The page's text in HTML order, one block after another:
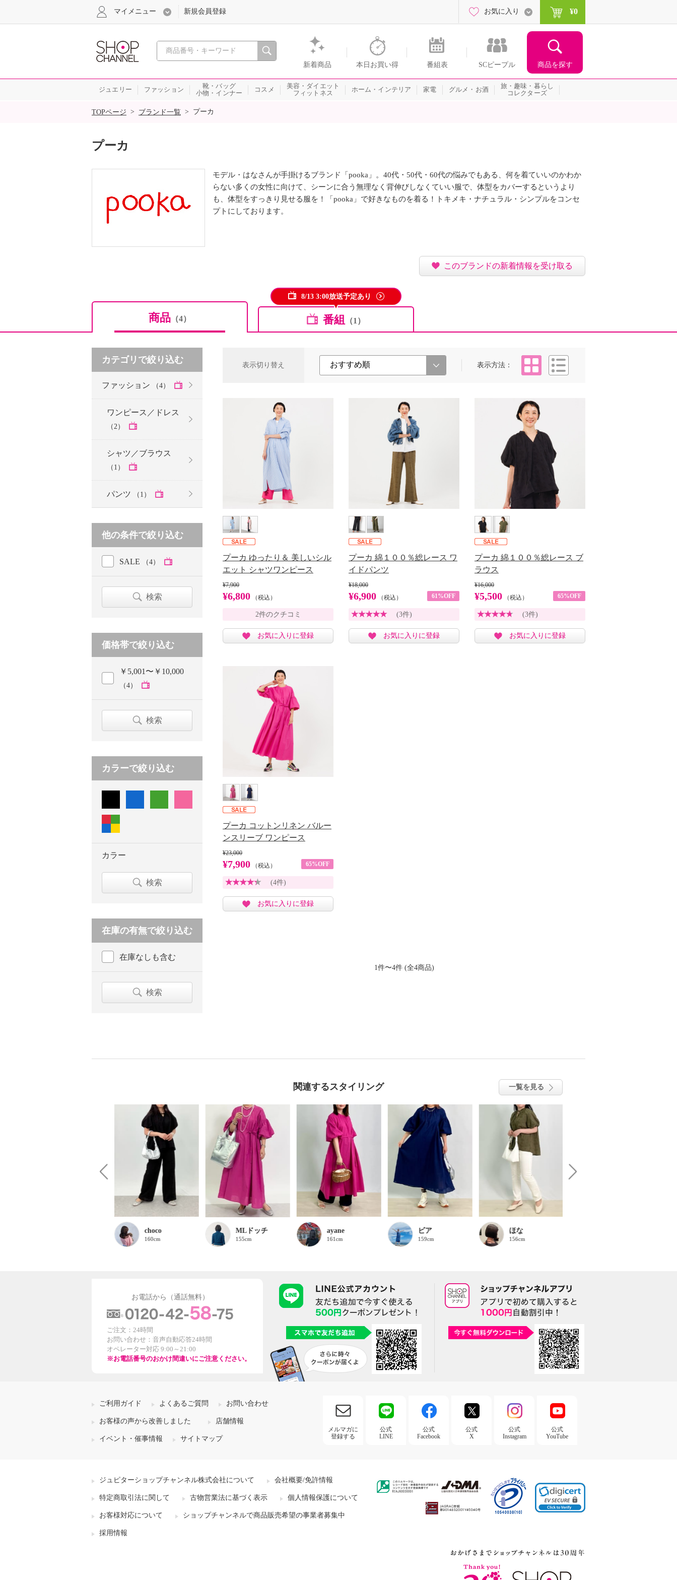
心おどる、瞬間を。通販・テレビショッピングのショップチャンネル
新着商品 本日お買い得 番組表 SCピープル 商品を探す
マイメニュー 新規会員登録 お気に入り ¥0
ジュエリー ファッション
靴・バッグ
小物・インナー
コスメ
美容・ダイエット
フィットネス
ホーム・インテリア 家電 グルメ・お酒
旅・趣味・暮らし
コレクターズ
SALE
TOPページ > ブランド一覧 > プーカ
プーカ
モデル・はなさんが手掛けるブランド「pooka」。40代・50代・60代の悩みでもある、何を着ていいのかわか
らない多くの女性に向けて、シーンに合う無理なく背伸びしなくていい服で、体型をカバーするというより
も、体型をすっきり見せる服を！「pooka」で好きなものを着る！トキメキ・ナチュラル・シンプルをコンセ
プトにしております。
このブランドの新着情報を受け取る
商品 （4） 番組 （1）
8/13 3:00放送予定あり
表示切り替え 表示方法
タイル
プーカ ゆったり＆ 美しいシル
エット シャツワンピース
¥7,900
¥6,800 （税込）
2件のクチコミ
お気に入りに登録
プーカ 綿１００％総レース ワ
イドパンツ
¥18,000
¥6,900 （税込） 61%OFF
(3件)
お気に入りに登録
プーカ 綿１００％総レース ブ
ラウス
¥16,000
¥5,500 （税込） 65%OFF
(3件)
お気に入りに登録
プーカ コットンリネン バルー
ンスリーブ ワンピース
¥23,000
¥7,900 （税込） 65%OFF
(4件)
お気に入りに登録
1件〜4件 (全4商品)
カテゴリで絞り込む
ファッション （4）
ワンピース／ドレス
（2）
シャツ／ブラウス
（1）
パンツ （1）
他の条件で絞り込む
SALE （4）
検索
価格帯で絞り込む
￥5,001〜￥10,000
（4）
検索
カラーで絞り込む
カラー
検索
在庫の有無で絞り込む
在庫なしも含む
検索
関連するスタイリング 一覧を見る
choco
160cm
MLドッチ
155cm
ayane
161cm
ビア
159cm
ほな
156cm
お電話から（通話無料）
ご注文：24時間
お問い合わせ：音声自動応答24時間
オペレーター対応 9:00～21:00
※お電話番号のおかけ間違いにご注意ください。
ご利用ガイド よくあるご質問 お問い合わせ
お客様の声から改善しました 店舗情報
イベント・催事情報 サイトマップ
メルマガに
登録する
公式
LINE
公式
Facebook
公式
X
公式
Instagram
公式
YouTube
ジュピターショップチャンネル株式会社について 会社概要/免許情報
特定商取引法に関して 古物営業法に基づく表示 個人情報保護について
お客様対応について ショップチャンネルで商品販売希望の事業者募集中
採用情報